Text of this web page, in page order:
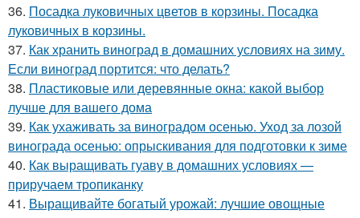
36. Посадка луковичных цветов в корзины. Посадка
луковичных в корзины.
37. Как хранить виноград в домашних условиях на зиму.
Если виноград портится: что делать?
38. Пластиковые или деревянные окна: какой выбор
лучше для вашего дома
39. Как ухаживать за виноградом осенью. Уход за лозой
винограда осенью: опрыскивания для подготовки к зиме
40. Как выращивать гуаву в домашних условиях —
приручаем тропиканку
41. Выращивайте богатый урожай: лучшие овощные